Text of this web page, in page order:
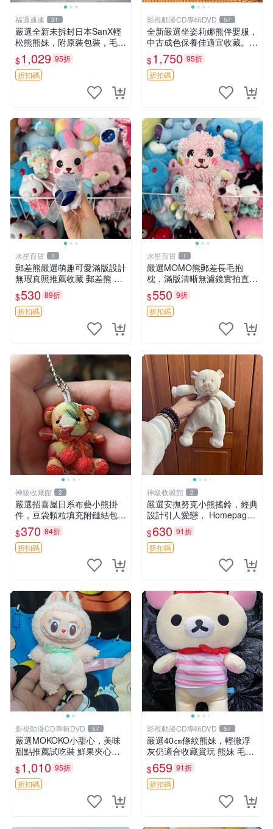
福運連連 31
嚴選全新未拆封日本SanX輕
松熊熊妹，附原裝包裝，毛絨
質地極佳，細膩可愛，推薦收
藏兼送禮，適合女性好友或家
人，限量釋出。鬆熊、熊玩
$1,029 95折
折扣碼
影視動漫CD專輯DVD 57
全新嚴選坐姿莉娜熊伴嬰服，
中古成色保養佳適宜收藏。無
盒子但品質完好，快速出貨。
建議入手！ 中古 玩偶 滬漫
$1,750 95折
折扣碼
水星百貨 1
郵差熊嚴選萌趣可愛滿版設計
無瑕真照推薦收藏 郵差熊 熊
抱枕 紅薯啵啵間
$530 89折
折扣碼
水星百貨 1
嚴選MOMO熊郵差長毛抱
枕，滿版清晰無濾鏡實拍直
銷。每周新品到貨，不容錯
過！ 郵差熊 長毛 抱枕
$550 9折
折扣碼
神級收藏館 2
嚴選招喜屋日系布藝小熊掛
件，豆袋顆粒填充附鏈結包與
鑰匙叢聚毛絨公仔 和風小熊
毛絨公仔 豆袋掛件
$370 84折
折扣碼
神級收藏館 2
嚴選安撫努克小熊搖鈴，經典
設計引人愛戀， Homepage
滿60元包運，不滿補差價！
安撫努克 小熊搖鈴 雙手搖動
$630 91折
折扣碼
影視動漫CD專輯DVD 57
嚴選MOKOKO小甜心，美味
甜點推薦試吃裝 鮮果夾心糖
果，甜蜜滋味享不停 薄荷草
莓 奶油心 60粒 mini小甜心糖
果，水果味夾心零食裝 心形
$1,010 95折
折扣碼
影視動漫CD專輯DVD 57
嚴選40㎝條紋熊妹，輕微浮
灰仍適合收藏賞玩 熊妹 毛絨
玩具 浮雕熊
$659 91折
折扣碼